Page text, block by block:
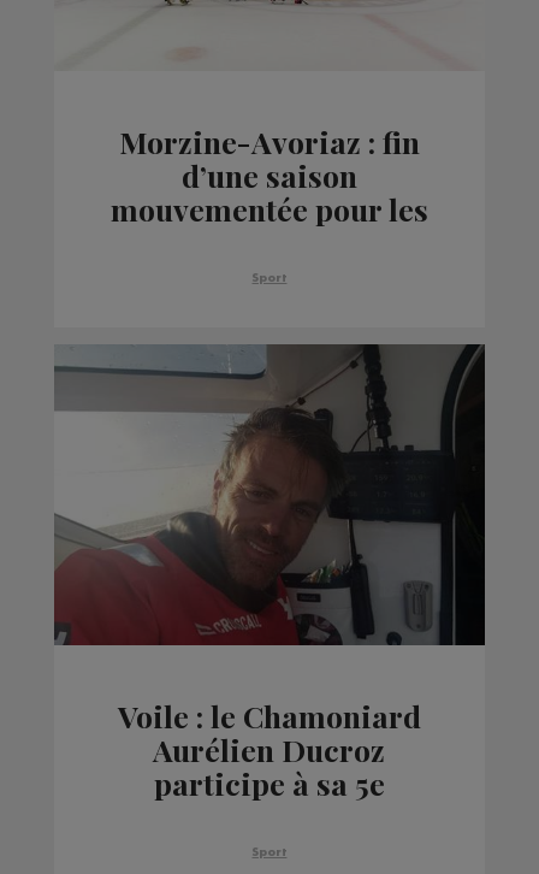
Morzine-Avoriaz : fin
d’une saison
mouvementée pour les
Sport
Voile : le Chamoniard
Aurélien Ducroz
participe à sa 5e
Sport